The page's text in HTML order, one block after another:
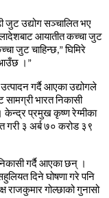
जुटउद्योगसञ्चालितभए
आयातीतकच्चाजुट
जुटचाहिन्छ,”घिमिरे
। ”
उत्पादनगर्दैआएकाउद्योगले
सामग्रीभारतनिकासी
। केन्द्रप्रमुखकृष्णरेग्मीका
गरी ३ अर्ब७० करोड ३९
गर्दैआएकाछन् ।
दिनेघोषणागरेपनि
राजकुमारगोल्छाकोगुनासो